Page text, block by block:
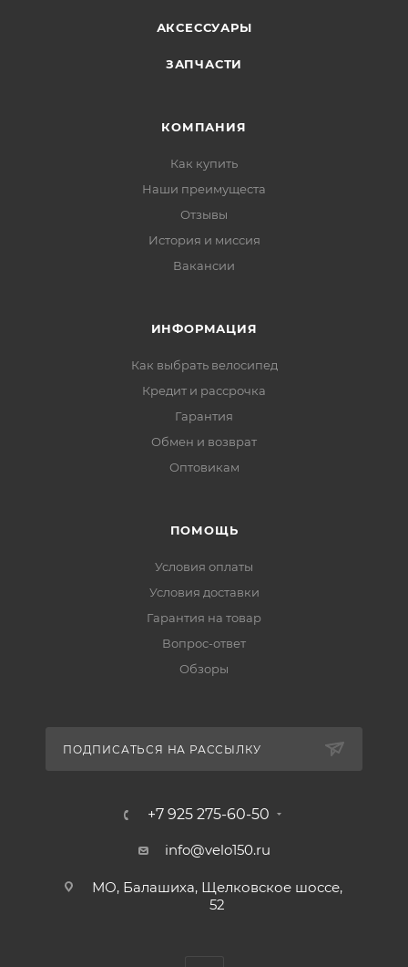
АКСЕССУАРЫ
ЗАПЧАСТИ
КОМПАНИЯ
Как купить
Наши преимущеста
Отзывы
История и миссия
Вакансии
ИНФОРМАЦИЯ
Как выбрать велосипед
Кредит и рассрочка
Гарантия
Обмен и возврат
Оптовикам
ПОМОЩЬ
Условия оплаты
Условия доставки
Гарантия на товар
Вопрос-ответ
Обзоры
ПОДПИСАТЬСЯ НА РАССЫЛКУ
+7 925 275-60-50
info@velo150.ru
МО, Балашиха, Щелковское шоссе,
52